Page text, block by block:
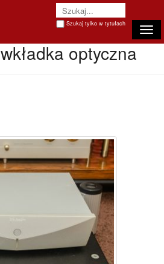
Szukaj tylko w tytułach
wkładka optyczna